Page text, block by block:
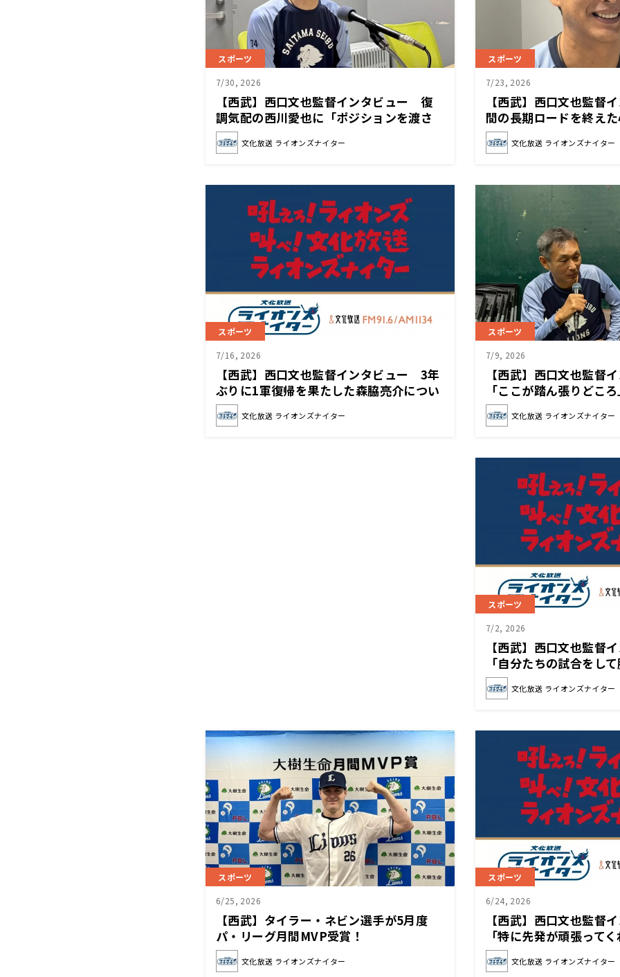
スポーツ
7/30, 2026
【西武】西口文也監督インタビュー 復
調気配の西川愛也に「ポジションを渡さ
ないぐらいの打撃を」
文化放送 ライオンズナイター
スポーツ
7/23, 2026
【西武】西口文也監督
間の長期ロードを終え
文化放送 ライオンズナイター
スポーツ
7/16, 2026
【西武】西口文也監督インタビュー 3年
ぶりに1軍復帰を果たした森脇亮介につい
て「らしい投球をしてくれた」
文化放送 ライオンズナイター
スポーツ
7/9, 2026
【西武】西口文也監督
「ここが踏ん張りどころ
文化放送 ライオンズナイター
スポーツ
7/2, 2026
【西武】西口文也監督
「自分たちの試合をし
いくということしか考え
文化放送 ライオンズナイター
スポーツ
6/25, 2026
【西武】タイラー・ネビン選手が5月度
パ・リーグ月間MVP受賞！
文化放送 ライオンズナイター
スポーツ
6/24, 2026
【西武】西口文也監督
「特に先発が頑張って
た」
文化放送 ライオンズナイター